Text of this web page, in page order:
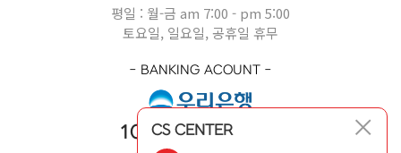
평일 : 월-금 am 7:00 - pm 5:00
토요일, 일요일, 공휴일 휴무
- BANKING ACOUNT -
1005-404-669631
CS CENTER